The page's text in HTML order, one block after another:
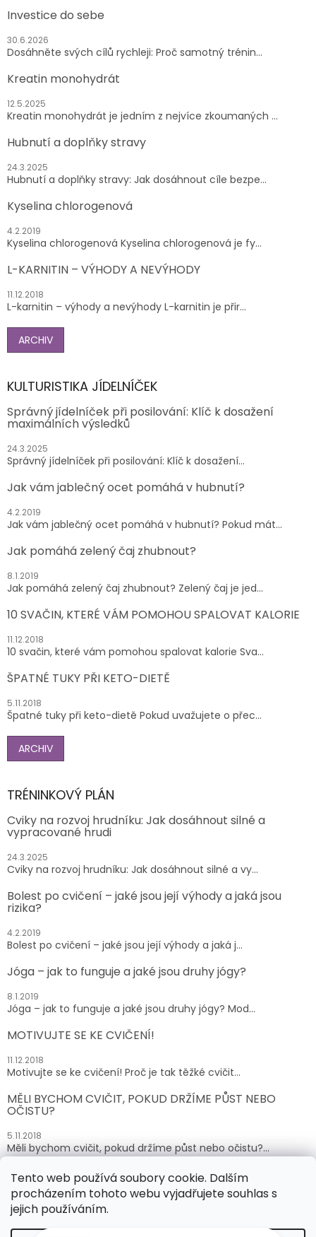
Tento web používá soubory cookie. Dalším
procházením tohoto webu vyjadřujete souhlas s
jejich používáním.
Investice do sebe
30.6.2026
Dosáhněte svých cílů rychleji: Proč samotný trénin...
Kreatin monohydrát
12.5.2025
Kreatin monohydrát je jedním z nejvíce zkoumaných ...
Hubnutí a doplňky stravy
24.3.2025
Hubnutí a doplňky stravy: Jak dosáhnout cíle bezpe...
Kyselina chlorogenová
4.2.2019
Kyselina chlorogenová Kyselina chlorogenová je fy...
L-KARNITIN – VÝHODY A NEVÝHODY
11.12.2018
L-karnitin – výhody a nevýhody L-karnitin je přir...
ARCHIV
KULTURISTIKA JÍDELNÍČEK
Správný jídelníček při posilování: Klíč k dosažení
maximálních výsledků
24.3.2025
Správný jídelníček při posilování: Klíč k dosažení...
Jak vám jablečný ocet pomáhá v hubnutí?
4.2.2019
Jak vám jablečný ocet pomáhá v hubnutí? Pokud mát...
Jak pomáhá zelený čaj zhubnout?
8.1.2019
Jak pomáhá zelený čaj zhubnout? Zelený čaj je jed...
10 SVAČIN, KTERÉ VÁM POMOHOU SPALOVAT KALORIE
11.12.2018
10 svačin, které vám pomohou spalovat kalorie Sva...
ŠPATNÉ TUKY PŘI KETO-DIETĚ
5.11.2018
Špatné tuky při keto-dietě Pokud uvažujete o přec...
ARCHIV
TRÉNINKOVÝ PLÁN
Cviky na rozvoj hrudníku: Jak dosáhnout silné a
vypracované hrudi
24.3.2025
Cviky na rozvoj hrudníku: Jak dosáhnout silné a vy...
Bolest po cvičení – jaké jsou její výhody a jaká jsou
rizika?
4.2.2019
Bolest po cvičení – jaké jsou její výhody a jaká j...
Jóga – jak to funguje a jaké jsou druhy jógy?
8.1.2019
Jóga – jak to funguje a jaké jsou druhy jógy? Mod...
MOTIVUJTE SE KE CVIČENÍ!
11.12.2018
Motivujte se ke cvičení! Proč je tak těžké cvičit...
MĚLI BYCHOM CVIČIT, POKUD DRŽÍME PŮST NEBO
OČISTU?
5.11.2018
Měli bychom cvičit, pokud držíme půst nebo očistu?...
ARCHIV